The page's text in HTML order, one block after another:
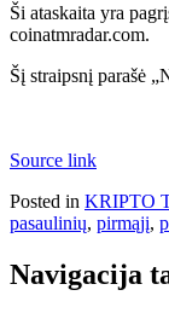
Ši ataskaita yra
coinatmradar.com.
Šį straipsnį parašė
Source link
Posted in KRIPTO
pasaulinių, pirmąjį,
Navigacija